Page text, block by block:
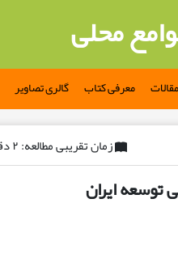
محلی
مقالات معرفی کتاب گالری تصاویر
زمان تقریبی مطالعه: ۲ دقیقه
توسعه ایران